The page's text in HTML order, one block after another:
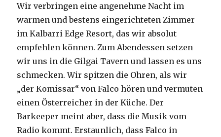
Wir verbringen eine angenehme Nacht im
warmen und bestens eingerichteten Zimmer
im Kalbarri Edge Resort, das wir absolut
empfehlen können. Zum Abendessen setzen
wir uns in die Gilgai Tavern und lassen es uns
schmecken. Wir spitzen die Ohren, als wir
„der Komissar“ von Falco hören und vermuten
einen Österreicher in der Küche. Der
Barkeeper meint aber, dass die Musik vom
Radio kommt. Erstaunlich, dass Falco in